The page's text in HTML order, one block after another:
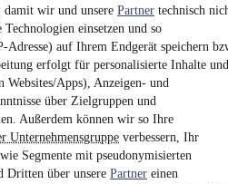
wir und unsere Partner technisch
einsetzen und so
Adresse) auf Ihrem Endgerät speichern
erfolgt für personalisierte Inhalte und
Websites/Apps), Anzeigen- und
über Zielgruppen und
Außerdem können wir so Ihre
Unternehmensgruppe verbessern, Ihr
Segmente mit pseudonymisierten
Dritten über unsere Partner einen
€¹
ab 254 € mtl.
59.000 km•150 kW (204 PS)•
Kontakt